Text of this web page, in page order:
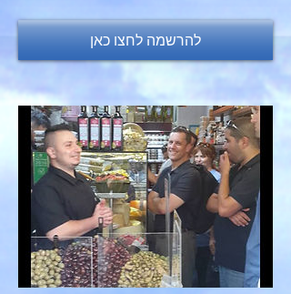
להרשמה לחצו כאן